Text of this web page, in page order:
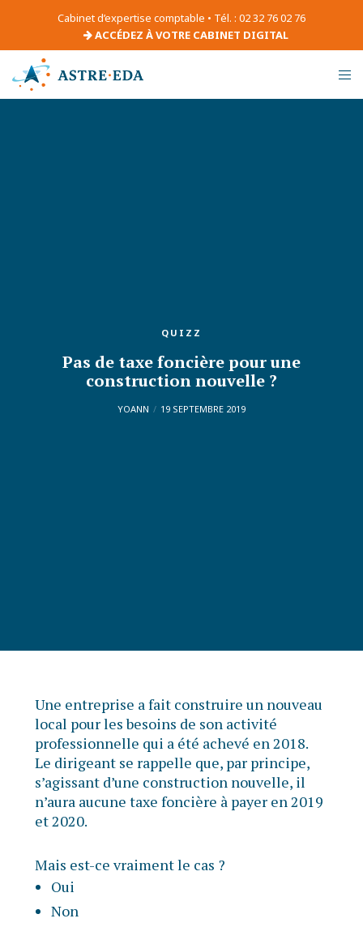
Cabinet d’expertise comptable • Tél. : 02 32 76 02 76
ACCÉDEZ À VOTRE CABINET DIGITAL
QUIZZ
Pas de taxe foncière pour une
construction nouvelle ?
YOANN 19 SEPTEMBRE 2019
Une entreprise a fait construire un nouveau
local pour les besoins de son activité
professionnelle qui a été achevé en 2018.
Le dirigeant se rappelle que, par principe,
s’agissant d’une construction nouvelle, il
n’aura aucune taxe foncière à payer en 2019
et 2020.
Mais est-ce vraiment le cas ?
Oui
Non